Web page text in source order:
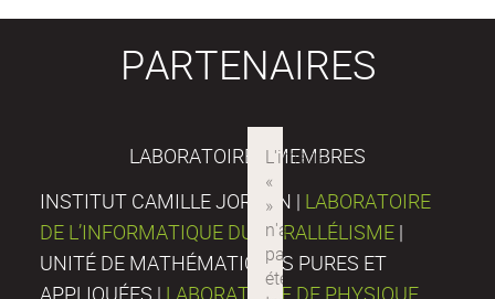
PARTENAIRES
LABORATOIRES MEMBRES
INSTITUT CAMILLE JORDAN | LABORATOIRE
DE L’INFORMATIQUE DU PARALLÉLISME |
UNITÉ DE MATHÉMATIQUES PURES ET
APPLIQUÉES | LABORATOIRE DE PHYSIQUE